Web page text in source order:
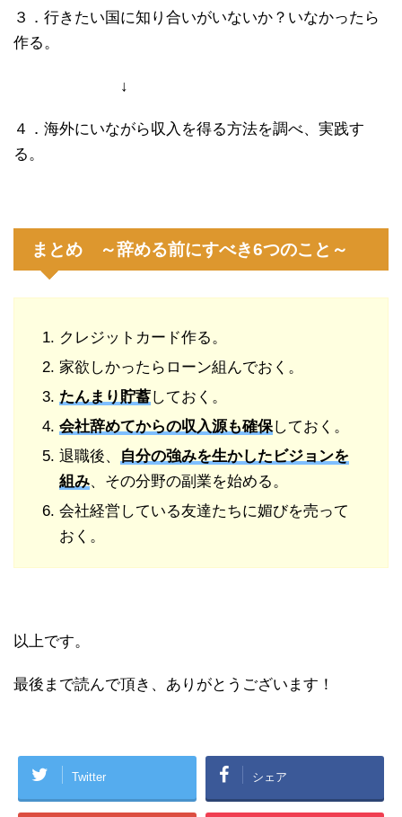
３．行きたい国に知り合いがいないか？いなかったら
作る。
↓
４．海外にいながら収入を得る方法を調べ、実践す
る。
まとめ ～辞める前にすべき6つのこと～
クレジットカード作る。
家欲しかったらローン組んでおく。
たんまり貯蓄しておく。
会社辞めてからの収入源も確保しておく。
退職後、
自分の強みを生かしたビジョンを
組み、その分野の副業を始める。
会社経営している友達たちに媚びを売って
おく。
以上です。
最後まで読んで頂き、ありがとうございます！
Twitter シェア